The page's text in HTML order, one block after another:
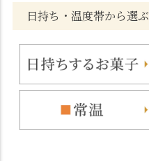
日持ち・温度帯から選ぶ